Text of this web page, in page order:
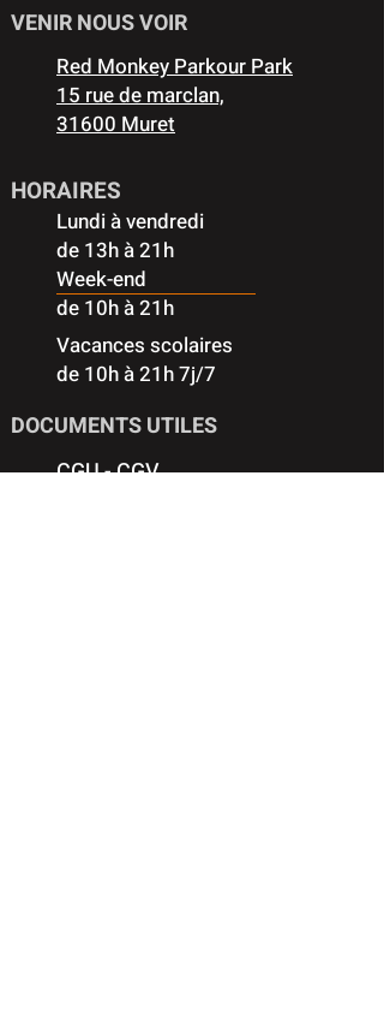
VENIR NOUS VOIR
Red Monkey Parkour Park
15 rue de marclan,
31600 Muret
HORAIRES
Lundi à vendredi
de 13h à 21h
Week-end
de 10h à 21h
Vacances scolaires
de 10h à 21h 7j/7
DOCUMENTS UTILES
CGU - CGV